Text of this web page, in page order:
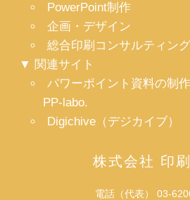
PowerPoint制作
企画・デザイン
総合印刷コンサルティング
関連サイト
パワーポイント資料の制
PP-labo.
Digichive（デジカイブ）
株式会社 印
電話（代表） 03-